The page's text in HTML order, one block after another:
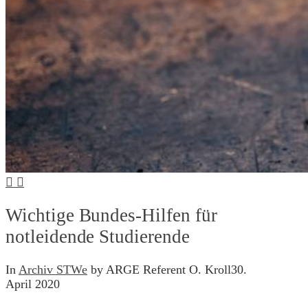
Wichtige Bundes-Hilfen für
notleidende Studierende
In Archiv STWe by ARGE Referent O. Kroll30.
April 2020